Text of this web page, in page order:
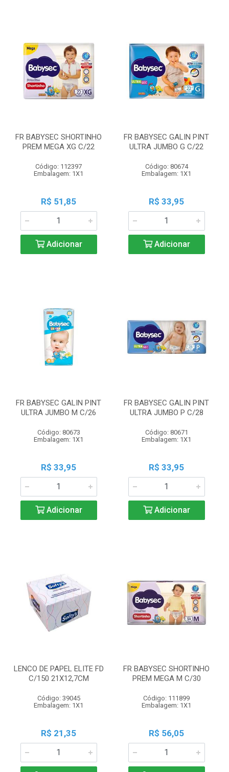
FR BABYSEC SHORTINHO
PREM MEGA XG C/22
Código: 112397
Embalagem: 1X1
R$ 51,85
Adicionar
FR BABYSEC GALIN PINT
ULTRA JUMBO G C/22
Código: 80674
Embalagem: 1X1
R$ 33,95
Adicionar
FR BABYSEC GALIN PINT
ULTRA JUMBO M C/26
Código: 80673
Embalagem: 1X1
R$ 33,95
Adicionar
FR BABYSEC GALIN PINT
ULTRA JUMBO P C/28
Código: 80671
Embalagem: 1X1
R$ 33,95
Adicionar
LENCO DE PAPEL ELITE FD
C/150 21X12,7CM
Código: 39045
Embalagem: 1X1
R$ 21,35
FR BABYSEC SHORTINHO
PREM MEGA M C/30
Código: 111899
Embalagem: 1X1
R$ 56,05